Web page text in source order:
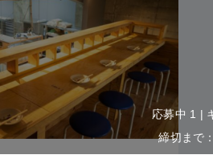
応募中 1 |
締切まで